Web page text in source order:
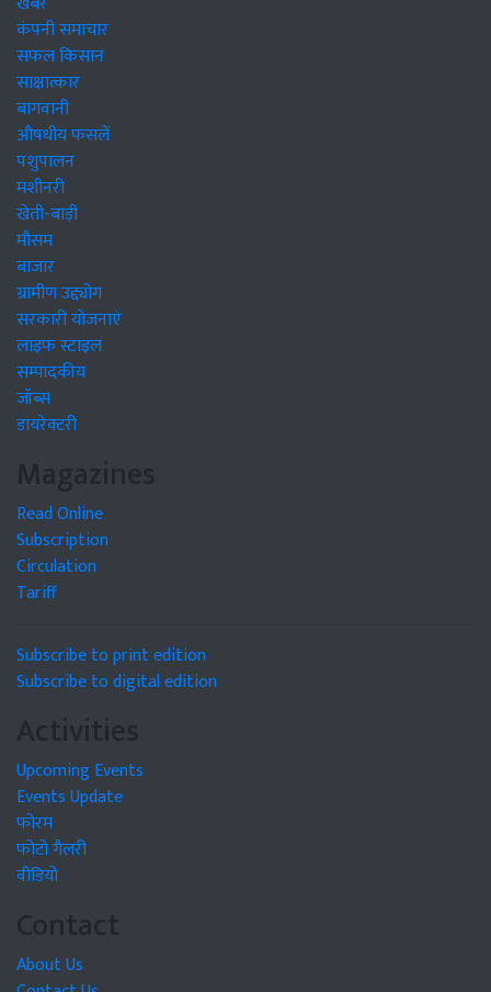
कंपनी समाचार
सफल किसान
साक्षात्कार
बागवानी
औषधीय फसलें
पशुपालन
मशीनरी
खेती-बाड़ी
मौसम
बाजार
ग्रामीण उद्द्योग
सरकारी योजनाएं
लाइफ स्टाइल
सम्पादकीय
जॉब्स
डायरेक्टरी
Magazines
Read Online
Subscription
Circulation
Tariff
Subscribe to print edition
Subscribe to digital edition
Activities
Upcoming Events
Events Update
फोरम
फोटो गैलरी
वीडियो
Contact
About Us